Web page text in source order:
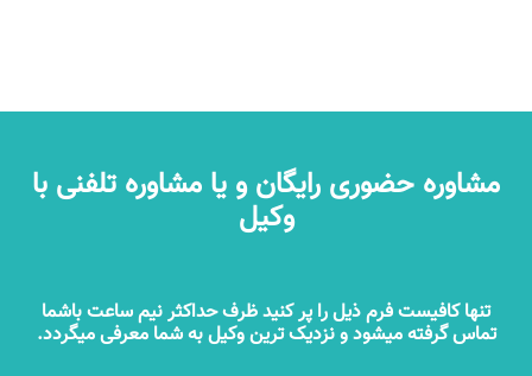
مشاوره حضوری رایگان و یا مشاوره تلفنی با
وکیل
تنها کافیست فرم ذیل را پر کنید ظرف حداکثر نیم ساعت باشما
تماس گرفته میشود و نزدیک ترین وکیل به شما معرفی میگردد.